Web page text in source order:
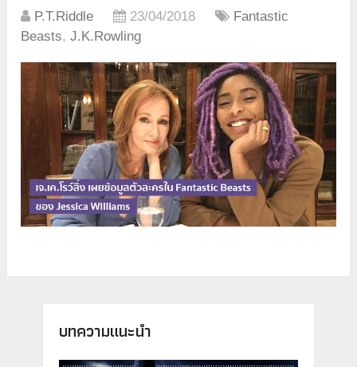
P.T.Riddle 23/04/2018
Fantastic
Beasts,J.K.Rowling
บทความแนะนำ